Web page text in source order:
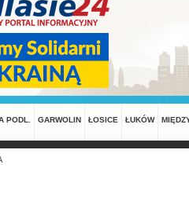
PODL. GARWOLIN ŁOSICE ŁUKÓW